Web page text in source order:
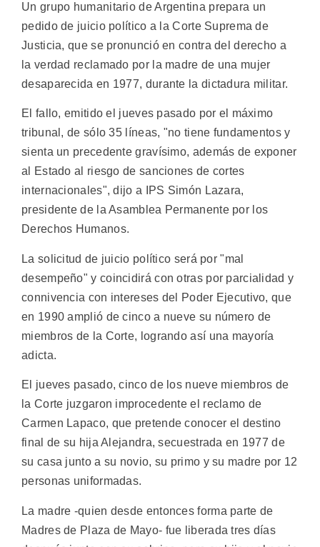
Un grupo humanitario de Argentina prepara un
pedido de juicio político a la Corte Suprema de
Justicia, que se pronunció en contra del derecho a
la verdad reclamado por la madre de una mujer
desaparecida en 1977, durante la dictadura militar.
El fallo, emitido el jueves pasado por el máximo
tribunal, de sólo 35 líneas, "no tiene fundamentos y
sienta un precedente gravísimo, además de exponer
al Estado al riesgo de sanciones de cortes
internacionales", dijo a IPS Simón Lazara,
presidente de la Asamblea Permanente por los
Derechos Humanos.
La solicitud de juicio político será por "mal
desempeño" y coincidirá con otras por parcialidad y
connivencia con intereses del Poder Ejecutivo, que
en 1990 amplió de cinco a nueve su número de
miembros de la Corte, logrando así una mayoría
adicta.
El jueves pasado, cinco de los nueve miembros de
la Corte juzgaron improcedente el reclamo de
Carmen Lapaco, que pretende conocer el destino
final de su hija Alejandra, secuestrada en 1977 de
su casa junto a su novio, su primo y su madre por 12
personas uniformadas.
La madre -quien desde entonces forma parte de
Madres de Plaza de Mayo- fue liberada tres días